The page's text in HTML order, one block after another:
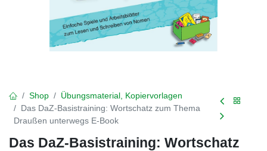
Shop
Übungsmaterial, Kopiervorlagen
Das DaZ-Basistraining: Wortschatz zum Thema
Draußen unterwegs E-Book
Das DaZ-Basistraining: Wortschatz